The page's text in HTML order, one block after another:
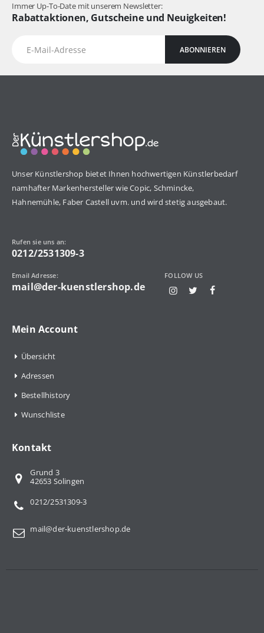
Immer Up-To-Date mit unserem Newsletter:
Rabattaktionen, Gutscheine und Neuigkeiten!
ABONNIEREN
Unser Künstlershop bietet Ihnen hochwertigen Künstlerbedarf
namhafter Markenhersteller wie Copic, Schmincke,
Hahnemühle, Faber Castell uvm. und wird stetig ausgebaut.
Rufen sie uns an:
0212/2531309-3
Email Adresse:
mail@der-kuenstlershop.de
FOLLOW US
Mein Account
Übersicht
Adressen
Bestellhistory
Wunschliste
Kontakt
Grund 3
42653 Solingen
0212/2531309-3
mail@der-kuenstlershop.de